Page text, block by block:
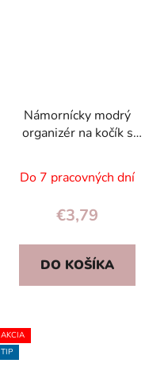
Námornícky modrý
organizér na kočík s
vrecká, pre mamičky
Do 7 pracovných dní
€3,79
DO KOŠÍKA
AKCIA
TIP